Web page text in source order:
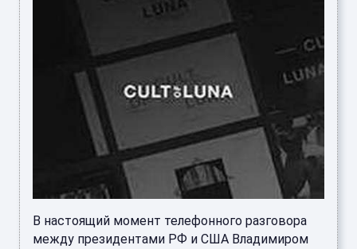
В настоящий момент телефонного разговора
между президентами РФ и США Владимиром